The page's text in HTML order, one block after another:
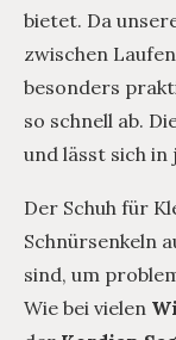
bietet. Da
zwischen
besonders
so schnell ab.
und lässt sich in
Der Schuh für
Schnürsenkeln
sind, um
Wie bei vielen